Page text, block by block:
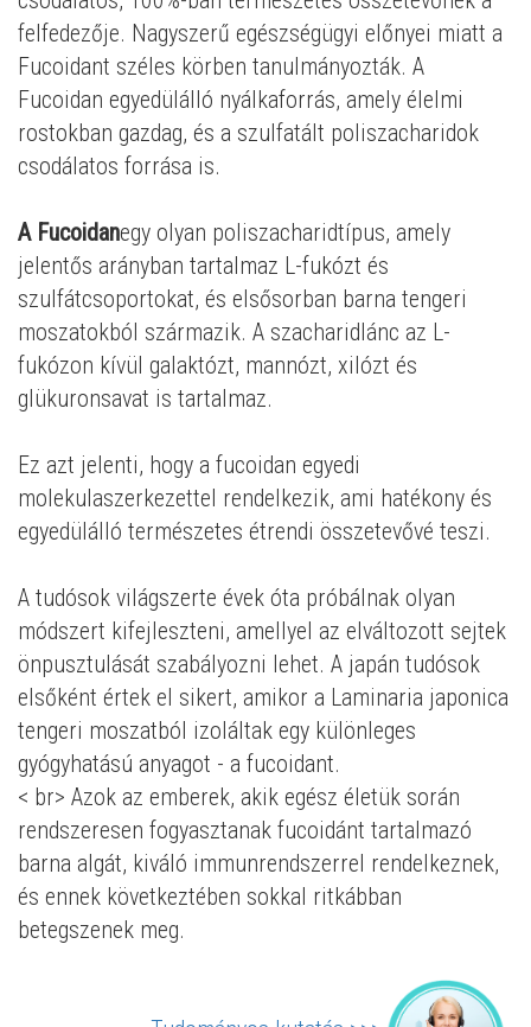
felfedezője. Nagyszerű egészségügyi előnyei miatt a
Fucoidant széles körben tanulmányozták. A
Fucoidan egyedülálló nyálkaforrás, amely élelmi
rostokban gazdag, és a szulfatált poliszacharidok
csodálatos forrása is.
A Fucoidanegy olyan poliszacharidtípus, amely
jelentős arányban tartalmaz L-fukózt és
szulfátcsoportokat, és elsősorban barna tengeri
moszatokból származik. A szacharidlánc az L-
fukózon kívül galaktózt, mannózt, xilózt és
glükuronsavat is tartalmaz.
Ez azt jelenti, hogy a fucoidan egyedi
molekulaszerkezettel rendelkezik, ami hatékony és
egyedülálló természetes étrendi összetevővé teszi.
A tudósok világszerte évek óta próbálnak olyan
módszert kifejleszteni, amellyel az elváltozott sejtek
önpusztulását szabályozni lehet. A japán tudósok
elsőként értek el sikert, amikor a Laminaria japonica
tengeri moszatból izoláltak egy különleges
gyógyhatású anyagot - a fucoidant.
< br> Azok az emberek, akik egész életük során
rendszeresen fogyasztanak fucoidánt tartalmazó
barna algát, kiváló immunrendszerrel rendelkeznek,
és ennek következtében sokkal ritkábban
betegszenek meg.